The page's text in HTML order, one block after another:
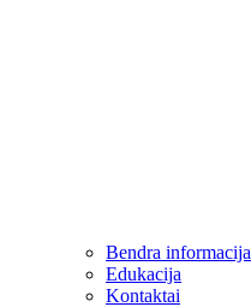
Bendra informacija
Edukacija
Kontaktai